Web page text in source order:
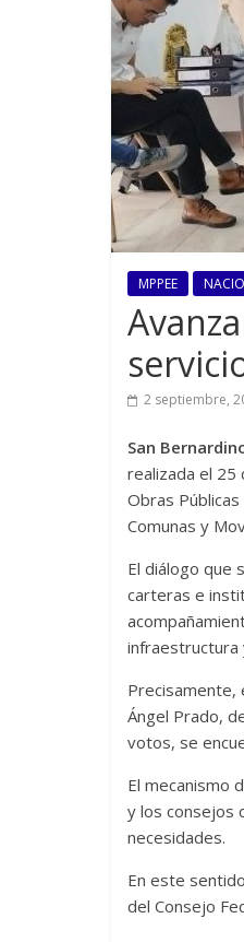
MPPEE
2 septiembre,
San
realizada el 25
Obras
Comunas y
El diálogo que
carteras e
infraestructura
Precisamente,
Ángel Prado,
votos, se
El mecanismo
y los consejos
necesidades.
En este
del Consejo